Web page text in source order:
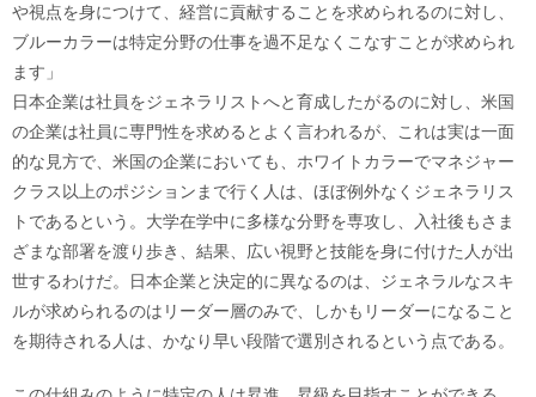
や視点を身につけて、経営に貢献することを求められるのに対し、
ブルーカラーは特定分野の仕事を過不足なくこなすことが求められ
ます」
日本企業は社員をジェネラリストへと育成したがるのに対し、米国
の企業は社員に専門性を求めるとよく言われるが、これは実は一面
的な見方で、米国の企業においても、ホワイトカラーでマネジャー
クラス以上のポジションまで行く人は、ほぼ例外なくジェネラリス
トであるという。大学在学中に多様な分野を専攻し、入社後もさま
ざまな部署を渡り歩き、結果、広い視野と技能を身に付けた人が出
世するわけだ。日本企業と決定的に異なるのは、ジェネラルなスキ
ルが求められるのはリーダー層のみで、しかもリーダーになること
を期待される人は、かなり早い段階で選別されるという点である。